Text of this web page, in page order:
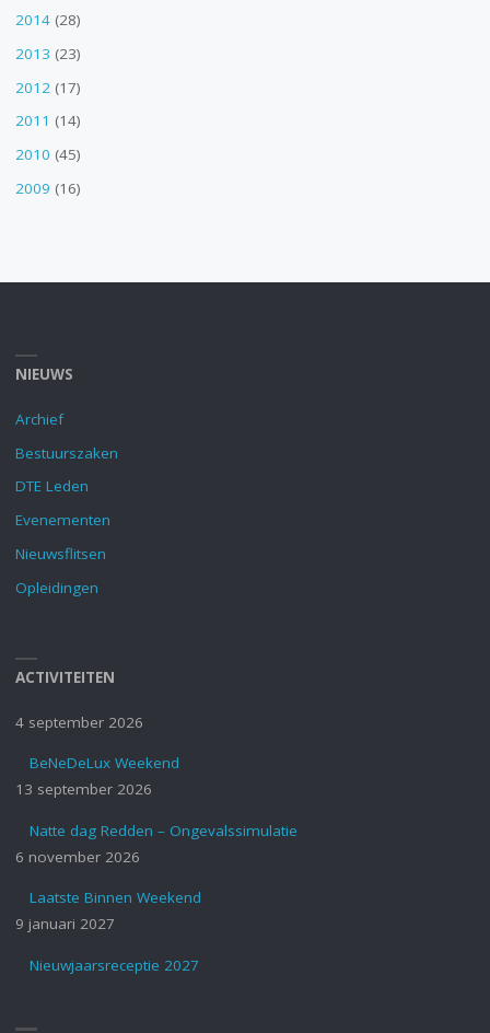
2014(28)
2013 (23)
2012(17)
2011 (14)
2010 (45)
2009 (16)
NIEUWS
Archief
Bestuurszaken
DTE Leden
Evenementen
Nieuwsflitsen
Opleidingen
ACTIVITEITEN
4 september 2026
BeNeDeLux Weekend
13 september 2026
Natte dag Redden – Ongevalssimulatie
6 november 2026
Laatste Binnen Weekend
9 januari 2027
Nieuwjaarsreceptie 2027